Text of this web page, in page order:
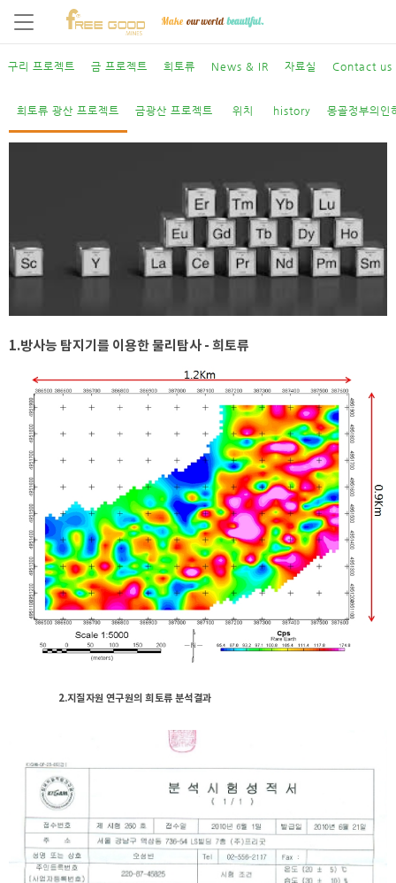
Make our worldbeautiful.
구리 프로젝트 금 프로젝트 희토류 News & IR 자료실 Contact us
희토류 광산 프로젝트 금광산 프로젝트 위치 history 몽골정부의인
희토류광산 프로젝트
1.방사능 탐지기를 이용한 물리탐사 - 희토류
2.지질자원 연구원의 희토류 분석결과